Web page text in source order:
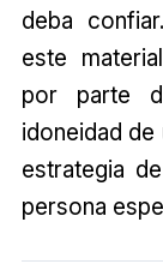
deba
este
por parte
idoneidad
estrategia
persona